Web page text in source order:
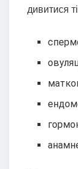
дивитися